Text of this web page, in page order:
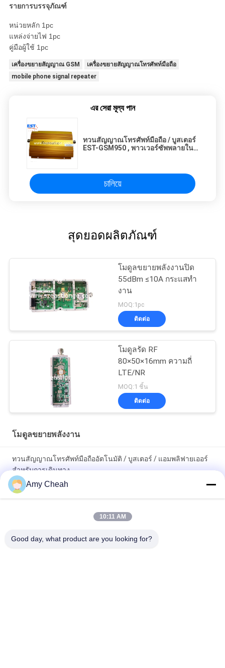
รายการบรรจุภัณฑ์
หน่วยหลัก 1pc
แหล่งจ่ายไฟ 1pc
คู่มือผู้ใช้ 1pc
เครื่องขยายสัญญาณ GSM
เครื่องขยายสัญญาณโทรศัพท์มือถือ
mobile phone signal repeater
এর সেরা মূল্য পান
ทวนสัญญาณโทรศัพท์มือถือ / บูสเตอร์
EST-GSM950 , พาวเวอร์ซัพพลายใน
চালিয়ে
สุดยอดผลิตภัณฑ์
โมดูลขยายพลังงานปิด
55dBm ≤10A กระแสทํา
งาน
MOQ:1pc
ติดต่อ
โมดูลรัด RF
80×50×16mm ความถี่
LTE/NR
MOQ:1 ชิ้น
ติดต่อ
โมดูลขยายพลังงาน
ทวนสัญญาณโทรศัพท์มือถืออัตโนมัติ / บูสเตอร์ / แอมพลิฟายเออร์
สำหรับการเดินทาง
เครื่องทวนสัญญาณโทรศัพท์มือถือแบบพกพาขนาดเล็ก 3G
โทรศัพท์มือถือ GSM Signal Booster / Repeater / Amplifier EST-
Amy Cheah
10:11 AM
Good day, what product are you looking for?